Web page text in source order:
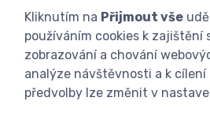
Kliknutím na Přijmout vše
používáním cookies k zajištění
zobrazování a chování
analýze návštěvnosti a k cílení
předvolby lze změnit v